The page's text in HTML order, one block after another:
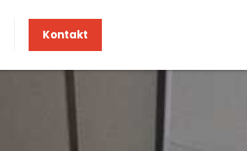
Kontakt